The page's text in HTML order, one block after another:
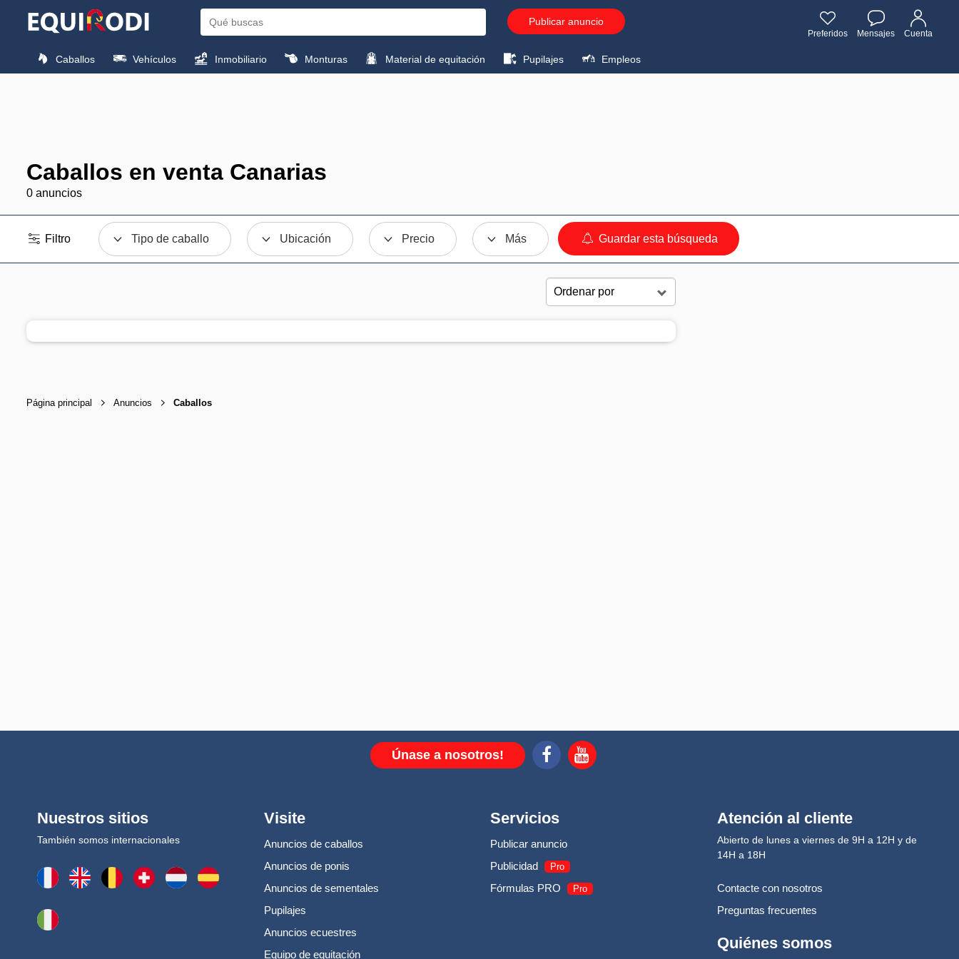
Publicar anuncio
Preferidos Mensajes Cuenta
Caballos Vehículos Inmobiliario Monturas Material de equitación Pupilajes Empleos
Caballos en venta Canarias
0 anuncios
Filtro Tipo de caballo Ubicación Precio Más Guardar esta búsqueda
Página principal Anuncios Caballos
Únase a nosotros!
Nuestros sitios
También somos internacionales
Visite
Anuncios de caballos
Anuncios de ponis
Anuncios de sementales
Pupilajes
Anuncios ecuestres
Equipo de equitación
Servicios
Publicar anuncio
Publicidad
Pro
Fórmulas PRO Pro
Atención al cliente
Abierto de lunes a viernes de 9H a 12H y de
14H a 18H
Contacte con nosotros
Preguntas frecuentes
Quiénes somos